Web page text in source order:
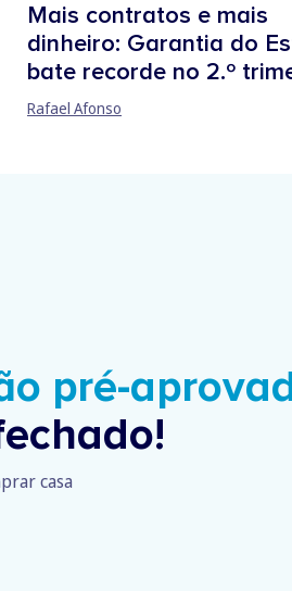
Mais contratos e mais
dinheiro: Garantia do
bate recorde no 2.º
Rafael Afonso
pré-
casa